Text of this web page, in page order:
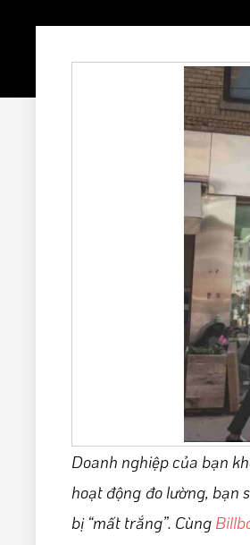
Doanh nghiệp của bạn
hoạt động đo lường, bạn
bị “mất trắng”. Cùng